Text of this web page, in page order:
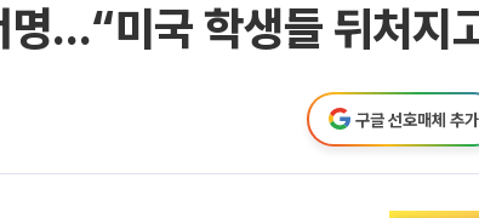
…“미국 학생들 뒤처지
구글 선호매체 추가